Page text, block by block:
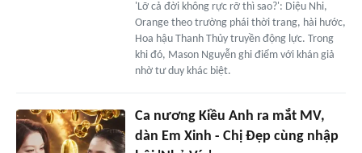
'Lỡ cả đời không rực rỡ thì sao?': Diệu Nhi,
Orange theo trường phái thời trang, hài hước,
Hoa hậu Thanh Thủy truyền động lực. Trong
khi đó, Mason Nguyễn ghi điểm với khán giả
nhờ tư duy khác biệt.
Ca nương Kiều Anh ra mắt MV,
dàn Em Xinh - Chị Đẹp cùng nhập